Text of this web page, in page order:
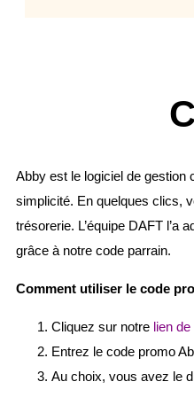
Abby est le logiciel de gestion
simplicité. En quelques clics,
trésorerie. L’équipe DAFT
grâce à notre code parrain.
Comment utiliser le code
Cliquez sur notre lien
Entrez le code promo
Au choix, vous avez le